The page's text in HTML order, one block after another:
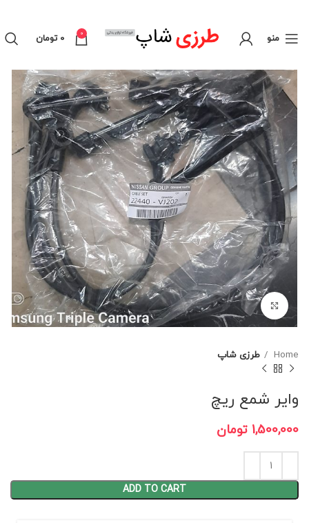
منو 0
0 تومان
برای بزرگنمایی کلیک کنید
Home طرزی شاپ
وایر شمع ریچ
1,500,000 تومان
ADD TO CART